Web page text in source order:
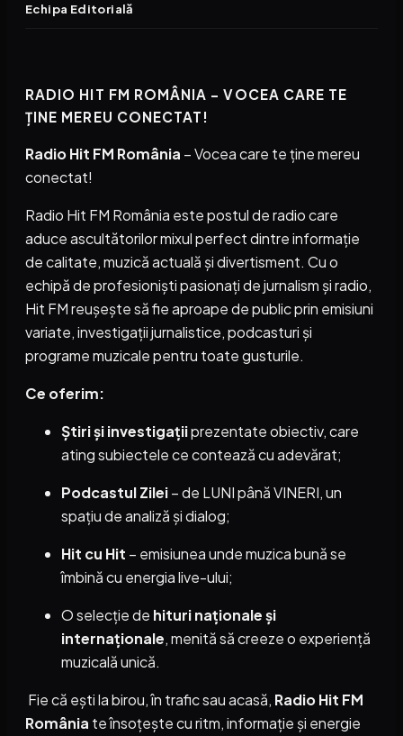
Echipa Editorială
RADIO HIT FM ROMÂNIA – VOCEA CARE TE
ȚINE MEREU CONECTAT!
Radio Hit FM România – Vocea care te ține mereu
conectat!
Radio Hit FM România este postul de radio care
aduce ascultătorilor mixul perfect dintre informație
de calitate, muzică actuală și divertisment. Cu o
echipă de profesioniști pasionați de jurnalism și radio,
Hit FM reușește să fie aproape de public prin emisiuni
variate, investigații jurnalistice, podcasturi și
programe muzicale pentru toate gusturile.
Ce oferim:
Știri și investigațiiprezentate obiectiv, care
ating subiectele ce contează cu adevărat;
Podcastul Zilei– de LUNI până VINERI, un
spațiu de analiză și dialog;
Hit cu Hit – emisiunea unde muzica bună se
îmbină cu energia live-ului;
O selecție de hituri naționale și
internaționale, menită să creeze o experiență
muzicală unică.
Fie că ești la birou, în trafic sau acasă, Radio Hit FM
România te însoțește cu ritm, informație și energie